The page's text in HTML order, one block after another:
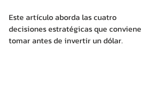
Este artículo aborda las cuatro
decisiones estratégicas que conviene
tomar antes de invertir un dólar.